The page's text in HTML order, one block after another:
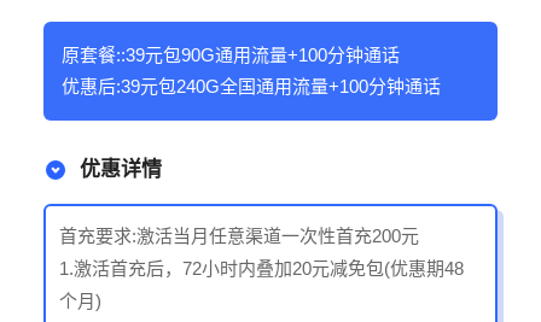
原套餐::39元包90G通用流量+100分钟通话
优惠后:39元包240G全国通用流量+100分钟通话
优惠详情
首充要求:激活当月任意渠道一次性首充200元
1.激活首充后，72小时内叠加20元减免包(优惠期48
个月)